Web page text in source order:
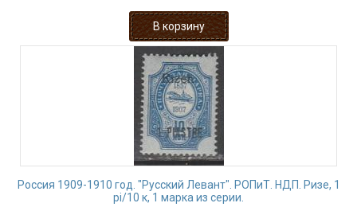
Россия 1909-1910 год. "Русский Левант". РОПиТ. НДП. Ризе, 1
рi/10 к, 1 марка из серии.